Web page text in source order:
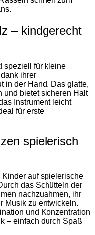
– kindgerecht
speziell für kleine
ihrer
in der Hand. Das glatte,
und bietet sicheren Halt
Instrument leicht
für erste
spielerisch
Kinder auf spielerische
das Schütteln der
nachzuahmen, ihr
Musik zu entwickeln.
und Konzentration
– einfach durch Spaß